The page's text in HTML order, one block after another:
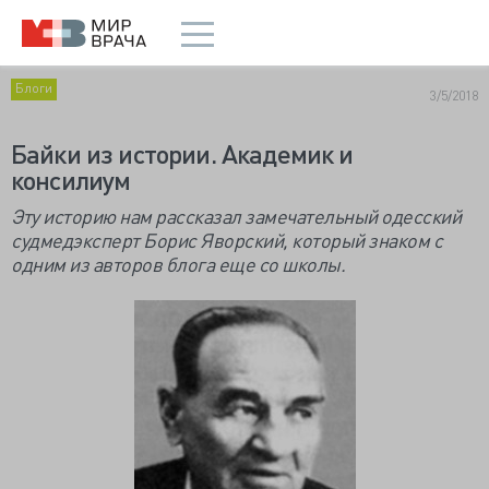
Блоги 3/5/2018
Байки из истории. Академик и
консилиум
Эту историю нам рассказал замечательный одесский
судмедэксперт Борис Яворский, который знаком с
одним из авторов блога еще со школы.